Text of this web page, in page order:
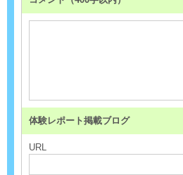
体験レポート掲載ブログ
URL